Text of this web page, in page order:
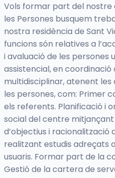
Vols formar part del nostre
les Persones busquem
nostra residència de Sant
funcions són relatives a
i avaluació de les persones
assistencial, en coordinació
multidisciplinar, atenent
les persones, com: Primer
els referents. Planificació i
social del centre
d’objectius i racionalització
realitzant estudis adreçats
usuaris. Formar part de la
Gestió de la cartera de